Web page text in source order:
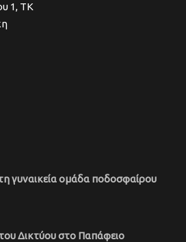
1, ΤΚ
γυναικεία ομάδα ποδοσφαίρου
Δικτύου στο Παπάφειο